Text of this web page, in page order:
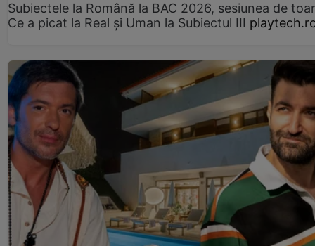
Subiectele la Română la BAC 2026, sesiunea de
Ce a picat la Real și Uman la Subiectul III